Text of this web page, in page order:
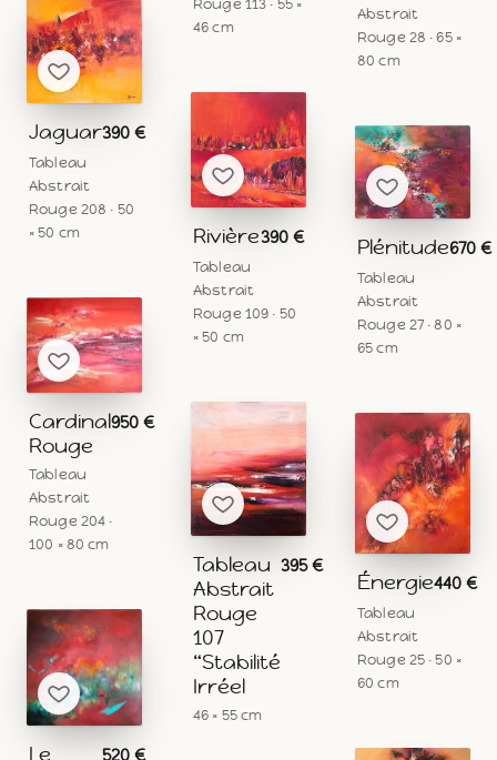
Jaguar390 €
Tableau
Abstrait
Rouge 208 · 50
× 50 cm
Cardinal
Rouge
950 €
Tableau
Abstrait
Rouge 204 ·
100 × 80 cm
Le
520 €
Rouge 113 · 55 ×
46 cm
Rivière390 €
Tableau
Abstrait
Rouge 109 · 50
× 50 cm
Tableau
Abstrait
Rouge
107
“Stabilité
Irréel
395 €
46 × 55 cm
Abstrait
Rouge 28 · 65 ×
80 cm
Plénitude670 €
Tableau
Abstrait
Rouge 27 · 80 ×
65 cm
Énergie440 €
Tableau
Abstrait
Rouge 25 · 50 ×
60 cm